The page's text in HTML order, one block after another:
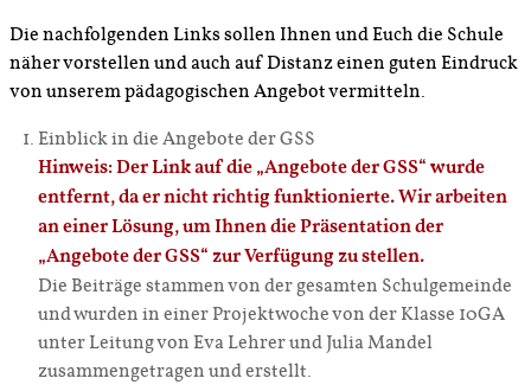
Die nachfolgenden Links sollen Ihnen und Euch die Schule
näher vorstellen und auch auf Distanz einen guten Eindruck
von unserem pädagogischen Angebot vermitteln.
Einblick in die Angebote der GSS
Hinweis: Der Link auf die „Angebote der GSS“ wurde
entfernt, da er nicht richtig funktionierte. Wir arbeiten
an einer Lösung, um Ihnen die Präsentation der
„Angebote der GSS“ zur Verfügung zu stellen.
Die Beiträge stammen von der gesamten Schulgemeinde
und wurden in einer Projektwoche von der Klasse 10GA
unter Leitung von Eva Lehrer und Julia Mandel
zusammengetragen und erstellt.